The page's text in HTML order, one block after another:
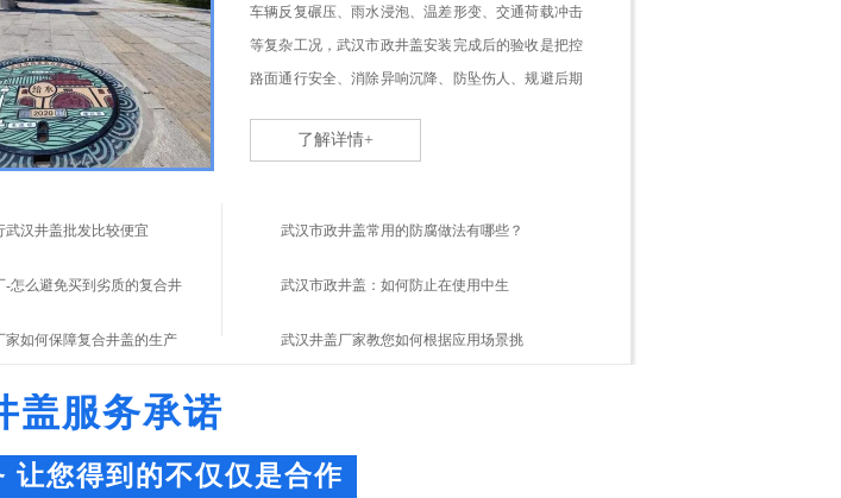
车辆反复碾压、雨水浸泡、温差形变、交通荷载冲击
等复杂工况，武汉市政井盖安装完成后的验收是把控
路面通行安全、消除异响沉降、防坠伤人、规避后期
了解详情+
武汉井盖批发比较便宜 武汉市政井盖常用的防腐做法有哪些？
-怎么避免买到劣质的复合井 武汉市政井盖：如何防止在使用中生
家如何保障复合井盖的生产 武汉井盖厂家教您如何根据应用场景挑
盖服务承诺
让您得到的不仅仅是合作